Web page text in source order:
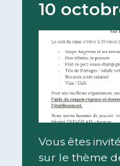
10
Vous êtes
sur le thème